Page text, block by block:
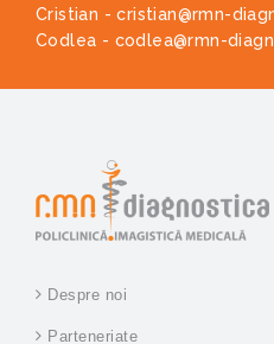
Cristian - cristian@rmn-
Codlea - codlea@rmn-
Despre noi
Parteneriate